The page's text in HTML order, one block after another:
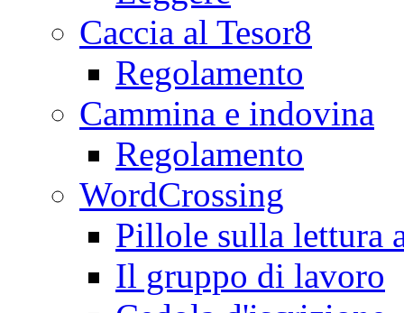
Caccia al Tesor8
Regolamento
Cammina e indovina
Regolamento
WordCrossing
Pillole sulla lettura
Il gruppo di lavoro